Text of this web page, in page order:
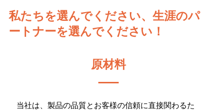
私たちを選んでください、生涯のパ
ートナーを選んでください！
原材料
当社は、製品の品質とお客様の信頼に直接関わるた